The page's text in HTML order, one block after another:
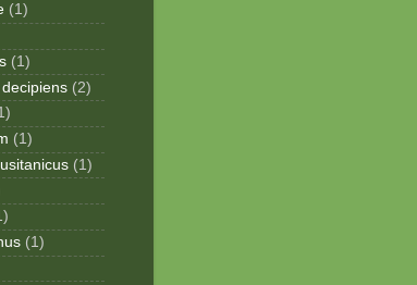
(1)
(1)
(2)
(1)
(1)
(1)